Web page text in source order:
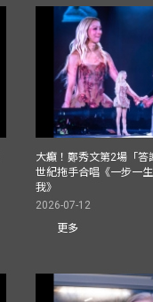
大癲！鄭秀文第2場「
世紀拖手合唱《一步一
我》
2026-07-12
更多